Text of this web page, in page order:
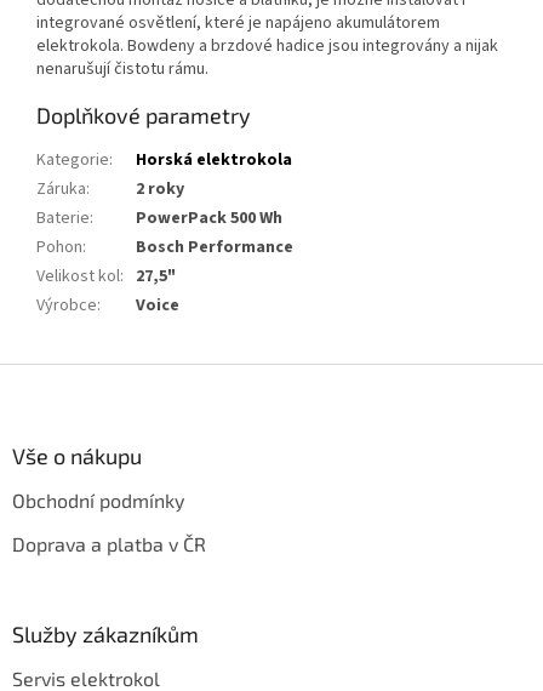
integrované osvětlení, které je napájeno akumulátorem
elektrokola. Bowdeny a brzdové hadice jsou integrovány a nijak
nenarušují čistotu rámu.
Doplňkové parametry
Kategorie:
Horská elektrokola
Záruka:
2 roky
Baterie:
PowerPack 500 Wh
Pohon:
Bosch Performance
Velikost kol: 27,5"
Výrobce: Voice
Vše o nákupu
Obchodní podmínky
Doprava a platba v ČR
Služby zákazníkům
Servis elektrokol